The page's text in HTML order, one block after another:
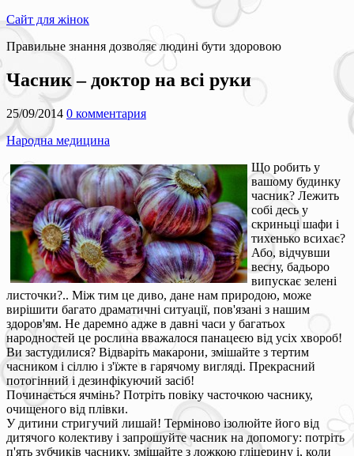
Сайт для жінок
Правильне знання дозволяє людині бути здоровою
Часник – доктор на всі руки
25/09/2014 0 комментария
Народна медицина
Що робить у
вашому будинку
часник? Лежить
собі десь у
скриньці шафи і
тихенько всихає?
Або, відчувши
весну, бадьоро
випускає зелені
листочки?.. Між тим це диво, дане нам природою, може
вирішити багато драматичні ситуації, пов'язані з нашим
здоров'ям. Не даремно адже в давні часи у багатьох
народностей це рослина вважалося панацеєю від усіх хвороб!
Ви застудилися? Відваріть макарони, змішайте з тертим
часником і сіллю і з'їжте в гарячому вигляді. Прекрасний
потогінний і дезинфікуючий засіб!
Починається ячмінь? Потріть повіку часточкою часнику,
очищеного від плівки.
У дитини стригучий лишай! Терміново ізолюйте його від
дитячого колективу і запрошуйте часник на допомогу: потріть
п'ять зубчиків часнику, змішайте з ложкою гліцерину і, коли